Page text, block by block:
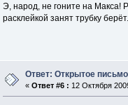
Э, народ, не гоните на Макса!
расклейкой занят трубку берёт.
Ответ: Открытое
« Ответ #6 : 12 Октября